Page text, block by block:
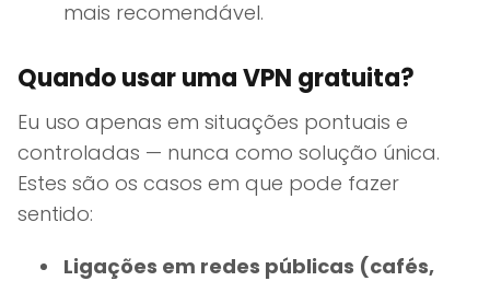
mais recomendável.
Quando usar uma VPN gratuita?
Eu uso apenas em situações pontuais e
controladas — nunca como solução única.
Estes são os casos em que pode fazer
sentido:
Ligações em redes públicas (cafés,